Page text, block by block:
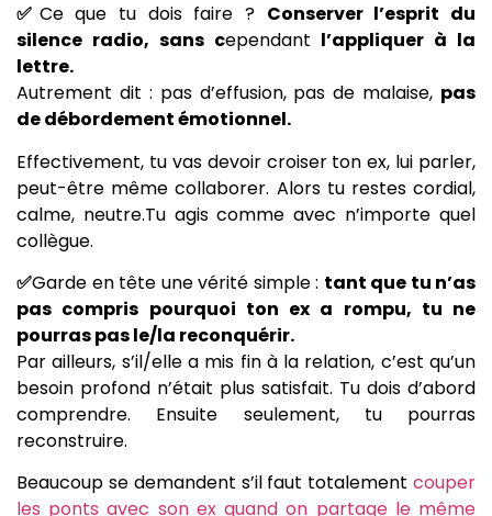
✅ Ce que tu dois faire ? Conserver l’esprit du
silence radio, sans cependant l’appliquer à la
lettre.
Autrement dit : pas d’effusion, pas de malaise, pas
de débordement émotionnel.
Effectivement, tu vas devoir croiser ton ex, lui parler,
peut-être même collaborer. Alors tu restes cordial,
calme, neutre.Tu agis comme avec n’importe quel
collègue.
✅Garde en tête une vérité simple : tant que tu n’as
pas compris pourquoi ton ex a rompu, tu ne
pourras pas le/la reconquérir.
Par ailleurs, s’il/elle a mis fin à la relation, c’est qu’un
besoin profond n’était plus satisfait. Tu dois d’abord
comprendre. Ensuite seulement, tu pourras
reconstruire.
Beaucoup se demandent s’il faut totalement couper
les ponts avec son ex quand on partage le même